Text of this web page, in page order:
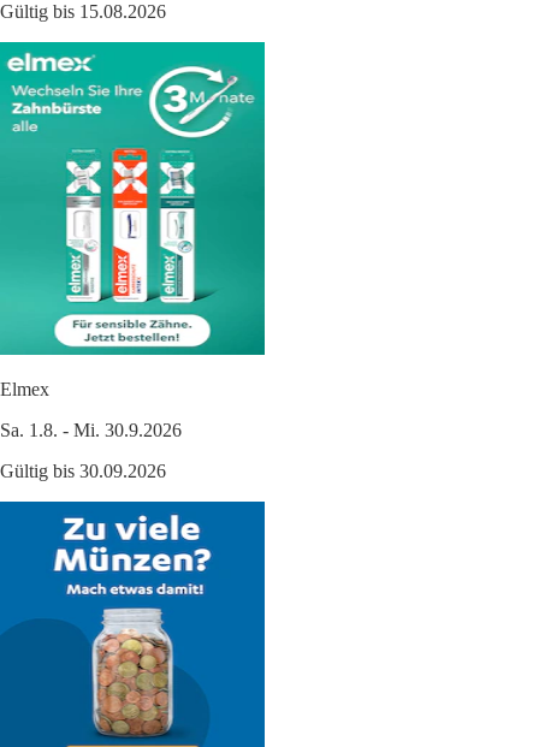
Gültig bis 15.08.2026
Elmex
Sa. 1.8. - Mi. 30.9.2026
Gültig bis 30.09.2026